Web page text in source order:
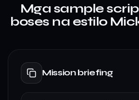
Mga sample
boses na estilo
Mission briefing